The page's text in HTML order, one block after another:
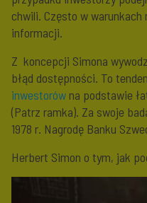
chwili. Często w
informacji.
Z koncepcji Simona
błąd dostępności. To
inwestorów na podstawie
(Patrz ramka). Za swoje
1978 r. Nagrodę Banku
Herbert Simon o tym, jak